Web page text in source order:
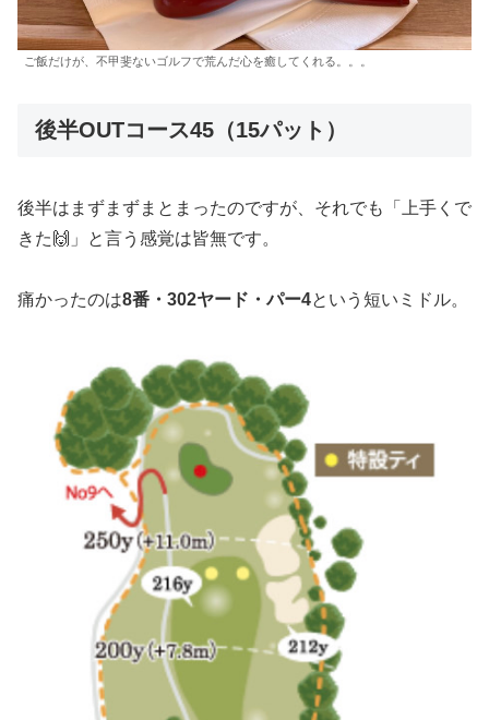
ご飯だけが、不甲斐ないゴルフで荒んだ心を癒してくれる。。。
後半OUTコース45（15パット）
後半はまずまずまとまったのですが、それでも「上手くで
きた🙌」と言う感覚は皆無です。
痛かったのは8番・302ヤード・パー4という短いミドル。